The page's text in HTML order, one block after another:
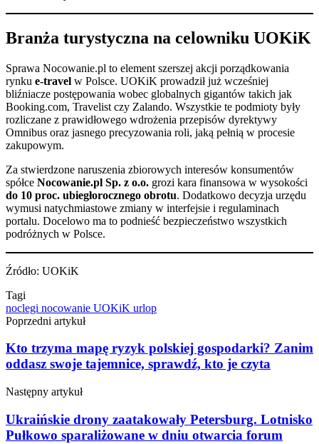
Branża turystyczna na celowniku UOKiK
Sprawa Nocowanie.pl to element szerszej akcji porządkowania
rynku e-travel w Polsce. UOKiK prowadził już wcześniej
bliźniacze postępowania wobec globalnych gigantów takich jak
Booking.com, Travelist czy Zalando. Wszystkie te podmioty były
rozliczane z prawidłowego wdrożenia przepisów dyrektywy
Omnibus oraz jasnego precyzowania roli, jaką pełnią w procesie
zakupowym.
Za stwierdzone naruszenia zbiorowych interesów konsumentów
spółce Nocowanie.pl Sp. z o.o. grozi kara finansowa w wysokości
do 10 proc. ubiegłorocznego obrotu. Dodatkowo decyzja urzędu
wymusi natychmiastowe zmiany w interfejsie i regulaminach
portalu. Docelowo ma to podnieść bezpieczeństwo wszystkich
podróżnych w Polsce.
Źródło: UOKiK
Tagi
noclegi nocowanie UOKiK urlop
Poprzedni artykuł
Kto trzyma mapę ryzyk polskiej gospodarki? Zanim
oddasz swoje tajemnice, sprawdź, kto je czyta
Następny artykuł
Ukraińskie drony zaatakowały Petersburg. Lotnisko
Pułkowo sparaliżowane w dniu otwarcia forum